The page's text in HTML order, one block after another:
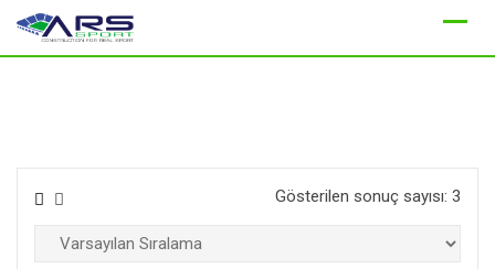
Skip
Gösterilen sonuç sayısı: 3